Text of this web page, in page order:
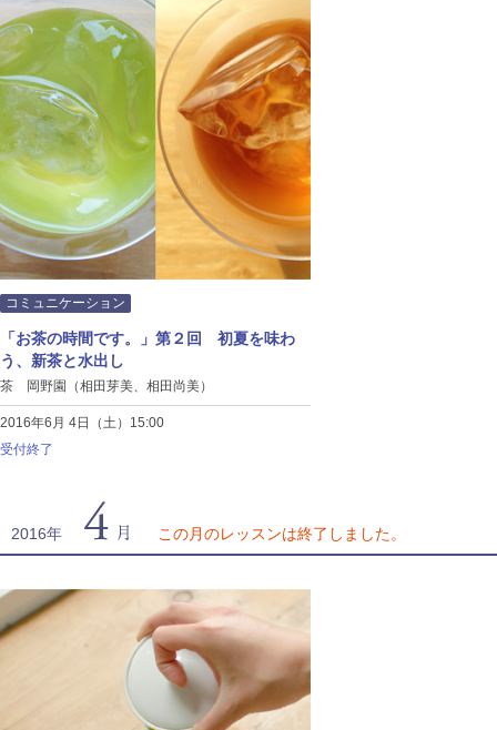
コミュニケーション
「お茶の時間です。」第２回 初夏を味わ
う、新茶と水出し
茶 岡野園（相田芽美、相田尚美）
2016年6月 4日（土）15:00
受付終了
2016年 この月のレッスンは終了しました。